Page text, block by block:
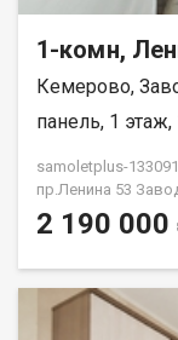
1-комн,
Кемерово,
панель, 1 этаж,
samoletplus-
пр.Ленина 53
самом сердце
капитальный
библиотеки и
чистая, светлая
2 190 000